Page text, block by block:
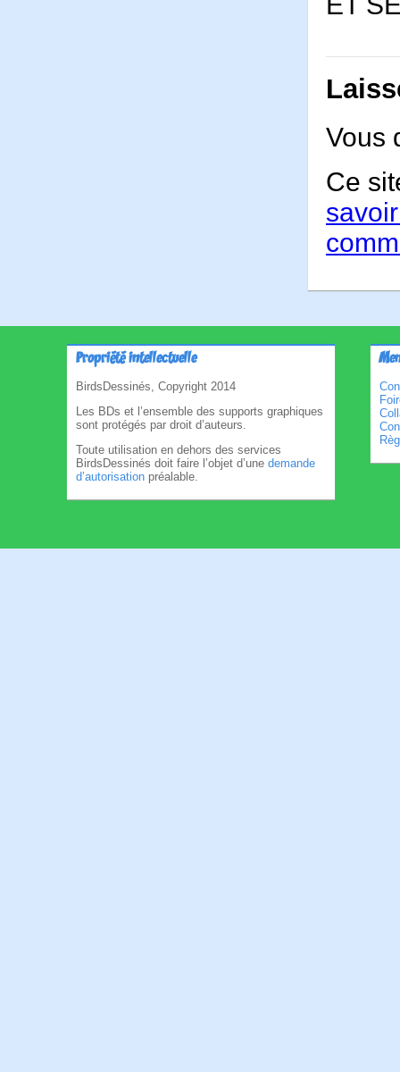
Vous
Ce
Propriété intellectuelle
BirdsDessinés, Copyright 2014
Les BDs et l’ensemble des supports graphiques
sont protégés par droit d’auteurs.
Toute utilisation en dehors des services
BirdsDessinés doit faire l’objet d’une demande
d’autorisation préalable.